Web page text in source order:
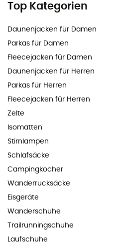
Top Kategorien
Daunenjacken für Damen
Parkas für Damen
Fleecejacken für Damen
Daunenjacken für Herren
Parkas für Herren
Fleecejacken für Herren
Zelte
Isomatten
Stirnlampen
Schlafsäcke
Campingkocher
Wanderrucksäcke
Eisgeräte
Wanderschuhe
Trailrunningschuhe
Laufschuhe